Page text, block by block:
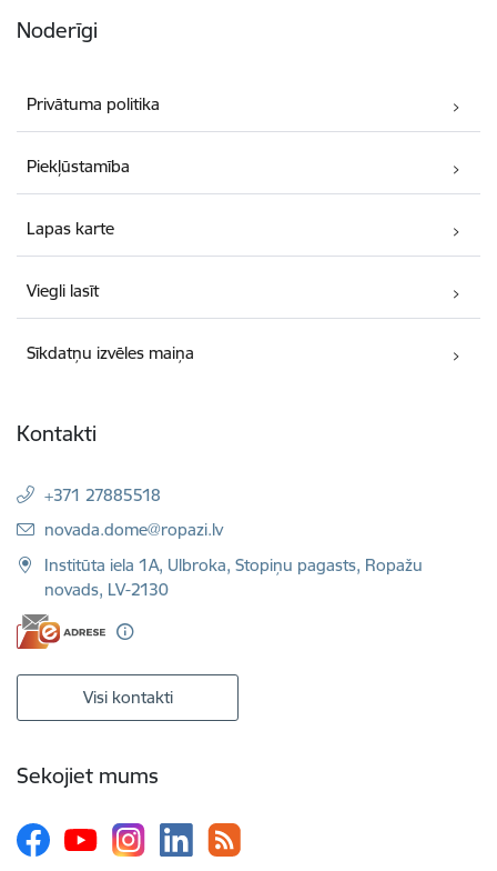
Noderīgi
Privātuma politika
Piekļūstamība
Lapas karte
Viegli lasīt
Sīkdatņu izvēles maiņa
Kontakti
+371 27885518
E-pasts:
novada.dome@ropazi.lv
Institūta iela 1A, Ulbroka, Stopiņu pagasts, Ropažu
novads, LV-2130
Visi kontakti
Sekojiet mums